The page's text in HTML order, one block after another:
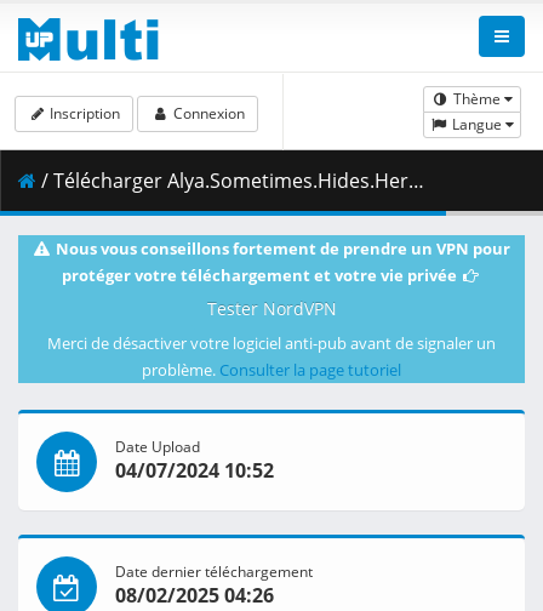
Thème
Langue
Inscription Connexion
/ Télécharger Alya.Sometimes.Hides.Her.Feelings.in.Russian.S01E01.Alya.Hides.Her.Feelings.in.Russian.1080p.AMZN.WEB-DL.JPN.DDP2.0.H.264.MSubs-ToonsHub.mkv.002 ( 387.31 MB )
Nous vous conseillons fortement de prendre un VPN pour
protéger votre téléchargement et votre vie privée
Tester NordVPN
Merci de désactiver votre logiciel anti-pub avant de signaler un
problème. Consulter la page tutoriel
Date Upload
04/07/2024 10:52
Date dernier téléchargement
08/02/2025 04:26